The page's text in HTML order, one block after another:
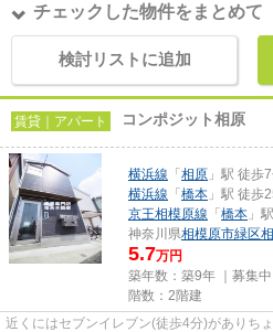
チェックした物件をまとめて
検討リストに追加
賃貸｜アパート コンポジット相原
横浜線 「 相原 」駅 徒歩
横浜線 「 橋本 」駅 徒歩
京王相模原線 「 橋本 」
神奈川県相模原市緑区
5.7万円
築年数：築9年 ｜募集中
階数：2階建
近くにはセブンイレブン(徒歩4分)がありち